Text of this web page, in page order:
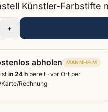
Künstler-Farbstifte
+
abholen MANNHEIM
in 24 h bereit · vor Ort per
Karte/Rechnung